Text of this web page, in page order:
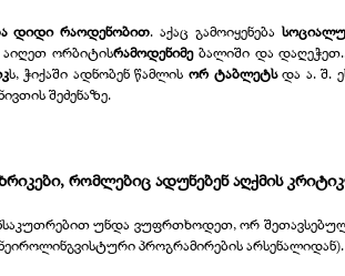
დიდი რაოდენობით. აქაც გამოიყენება
ორბიტისრამოდენიმე ბალიში და
ს, ჭიქაში ადნობენ წამლის ორ ტაბლეტს და ა. შ.
შეძენაზე.
რომლებიც ადუნებენ აღქმის
უნდა ვუფრთხოდეთ, ორ
პროგრამირების არსენალიდან).